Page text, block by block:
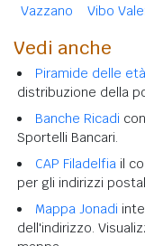
Vazzano
Vibo
Vedi anche
Piramide delle
distribuzione della
Banche Ricadi
Sportelli Bancari.
CAP Filadelfia il
per gli indirizzi
Mappa Jonadi
dell'indirizzo.